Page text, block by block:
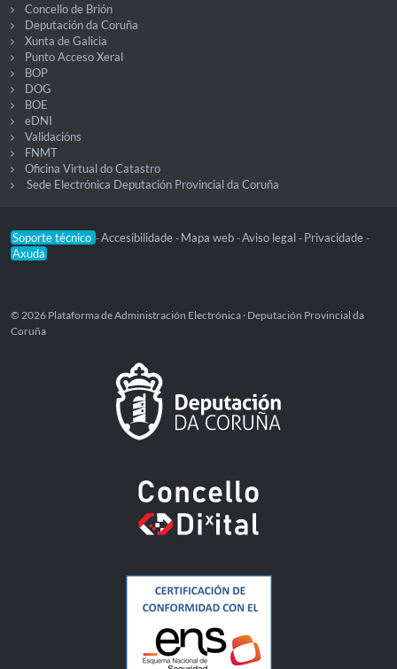
Concello de Brión
Deputación da Coruña
Xunta de Galicia
Punto Acceso Xeral
BOP
DOG
BOE
eDNI
Validacións
FNMT
Oficina Virtual do Catastro
Sede Electrónica Deputación Provincial da Coruña
Soporte técnico -Accesibilidade - Mapa web -Aviso legal - Privacidade -
Axuda
© 2026 Plataforma de Administración Electrónica · Deputación Provincial da
Coruña